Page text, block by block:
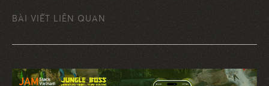
BÀI VIẾT LIÊN QUAN